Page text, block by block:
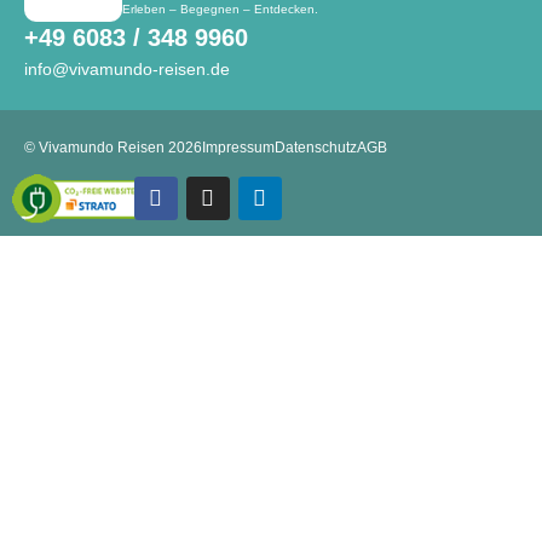
Erleben – Begegnen – Entdecken.
+49 6083 / 348 9960
info@vivamundo-reisen.de
© Vivamundo Reisen 2026 ImpressumDatenschutzAGB
FacebookInstagramLinkedin